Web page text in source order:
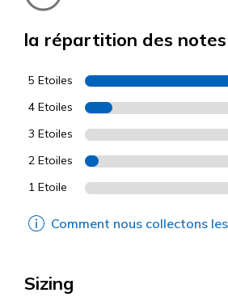
la répartition des notes
5 Etoiles
4 Etoiles
3 Etoiles
2 Etoiles
1 Etoile
Comment nous collectons
Sizing